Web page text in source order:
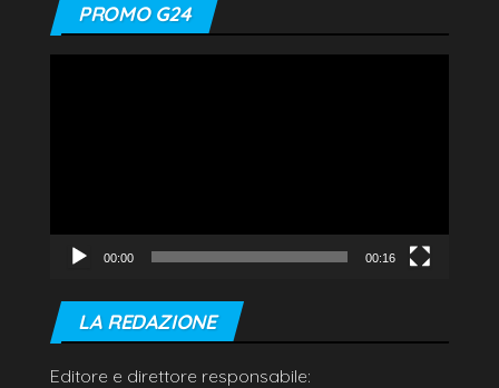
PROMO G24
00:00 00:16
LA REDAZIONE
Editore e direttore responsabile: